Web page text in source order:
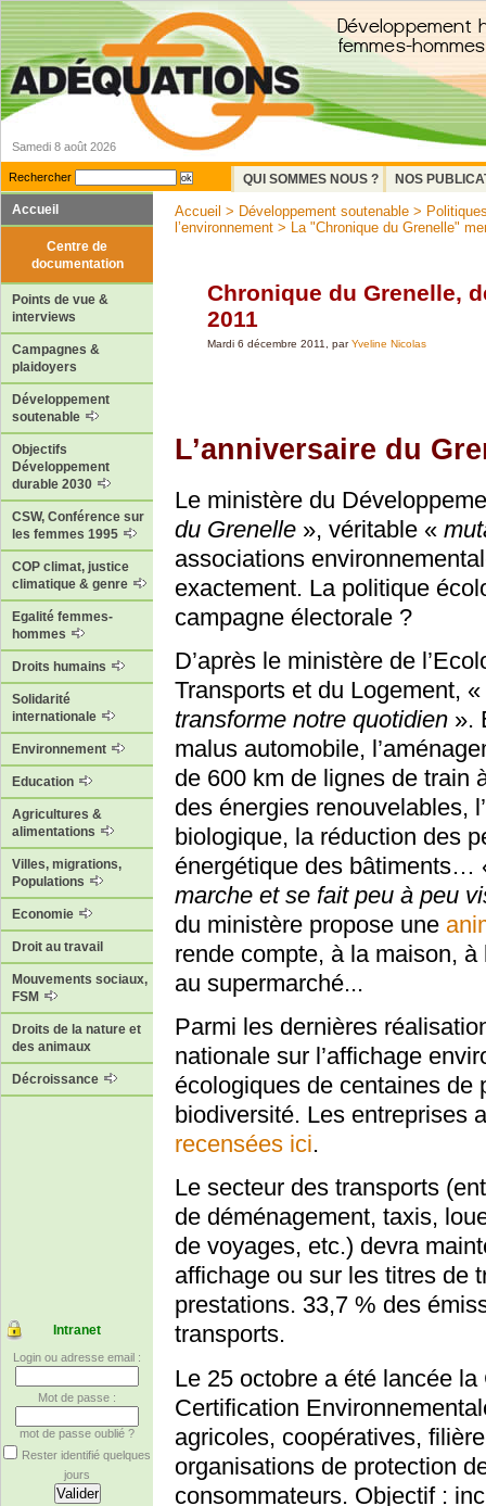
Samedi 8 août 2026
Rechercher QUI SOMMES NOUS ?
NOS
Accueil
Centre de
documentation
Points de vue &
interviews
Campagnes &
plaidoyers
Développement
soutenable
Objectifs
Développement
durable 2030
CSW, Conférence sur
les femmes 1995
COP climat, justice
climatique & genre
Egalité femmes-
hommes
Droits humains
Solidarité
internationale
Environnement
Education
Agricultures &
alimentations
Villes, migrations,
Populations
Economie
Droit au travail
Mouvements sociaux,
FSM
Droits de la nature et
des animaux
Décroissance
Intranet
Login ou adresse email :
Mot de passe :
mot de passe oublié ?
Rester identifié quelques
jours
Accueil > Développement soutenable >
l’environnement > La "Chronique du Grenelle"
Chronique du Grenelle,
2011
Mardi 6 décembre 2011, parYveline Nicolas
L’anniversaire du
Le ministère du
du Grenelle », véritable «
associations
exactement. La politique
campagne électorale ?
D’après le ministère de
Transports et du Logement, «
transforme notre quotidien ».
malus automobile,
de 600 km de lignes de train
des énergies renouvelables,
biologique, la réduction des
énergétique des bâtiments…
marche et se fait peu à peu
du ministère propose une
rende compte, à la maison,
au supermarché...
Parmi les dernières
nationale sur l’affichage
écologiques de centaines de
biodiversité. Les entreprises
recensées ici.
Le secteur des transports
de déménagement, taxis,
de voyages, etc.) devra
affichage ou sur les titres de
prestations. 33,7 % des
transports.
Le 25 octobre a été lancée
Certification
agricoles, coopératives,
organisations de protection
consommateurs. Objectif :